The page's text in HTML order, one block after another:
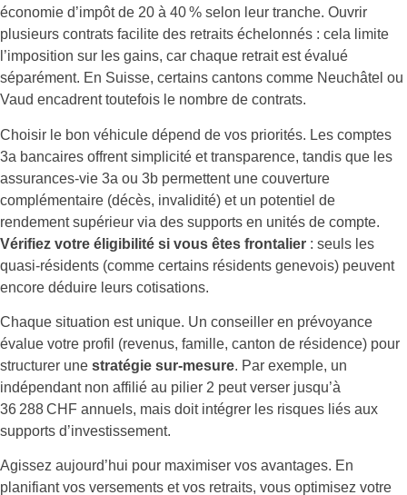
économie d’impôt de 20 à 40 % selon leur tranche. Ouvrir
plusieurs contrats facilite des retraits échelonnés : cela limite
l’imposition sur les gains, car chaque retrait est évalué
séparément. En Suisse, certains cantons comme Neuchâtel ou
Vaud encadrent toutefois le nombre de contrats.
Choisir le bon véhicule dépend de vos priorités. Les comptes
3a bancaires offrent simplicité et transparence, tandis que les
assurances-vie 3a ou 3b permettent une couverture
complémentaire (décès, invalidité) et un potentiel de
rendement supérieur via des supports en unités de compte.
Vérifiez votre éligibilité si vous êtes frontalier : seuls les
quasi-résidents (comme certains résidents genevois) peuvent
encore déduire leurs cotisations.
Chaque situation est unique. Un conseiller en prévoyance
évalue votre profil (revenus, famille, canton de résidence) pour
structurer une stratégie sur-mesure. Par exemple, un
indépendant non affilié au pilier 2 peut verser jusqu’à
36 288 CHF annuels, mais doit intégrer les risques liés aux
supports d’investissement.
Agissez aujourd’hui pour maximiser vos avantages. En
planifiant vos versements et vos retraits, vous optimisez votre